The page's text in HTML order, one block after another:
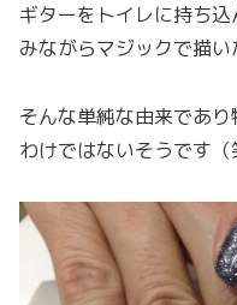
ギターをトイレに持ち
みながらマジックで描
そんな単純な由来であ
わけではないそうです（